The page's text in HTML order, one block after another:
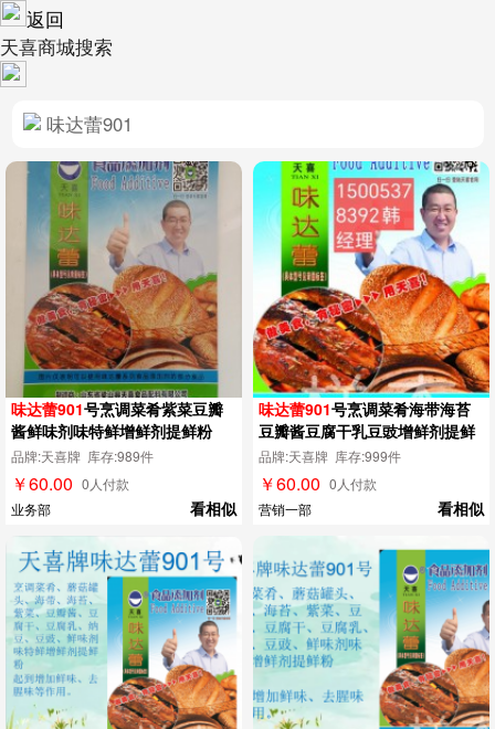
返回
天喜商城搜索
味达蕾901号烹调菜肴紫菜豆瓣
酱鲜味剂味特鲜增鲜剂提鲜粉
品牌:天喜牌 库存:989件
￥60.00 0人付款
业务部
看相似
味达蕾901号烹调菜肴海带海苔
豆瓣酱豆腐干乳豆豉增鲜剂提鲜
粉
品牌:天喜牌 库存:999件
￥60.00 0人付款
营销一部
看相似